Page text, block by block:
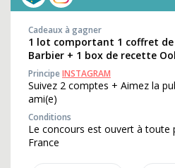
Cadeaux à gagner
1 lot comportant 1 coffret
Barbier + 1 box de recette
PrincipeINSTAGRAM
Suivez 2 comptes + Aimez la
ami(e)
Conditions
Le concours est ouvert à toute
France